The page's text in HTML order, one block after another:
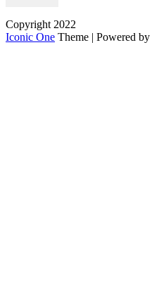
Copyright 2022
Iconic One Theme | Powered by